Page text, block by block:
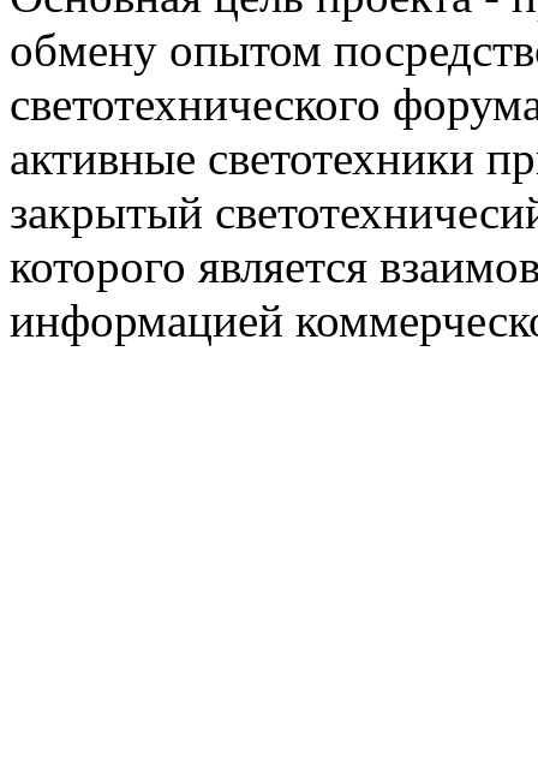
обмену опытом
светотехнического
активные светотехники
закрытый
которого является
информацией